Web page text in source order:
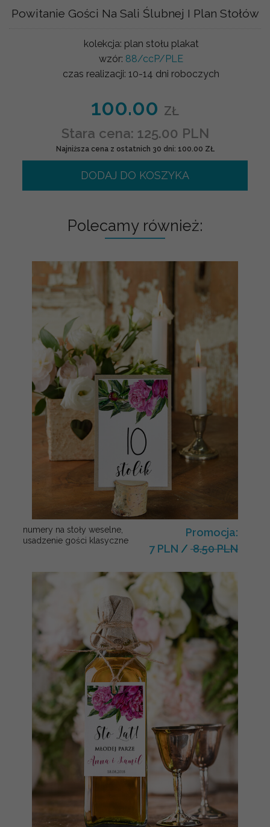
Powitanie Gości Na Sali Ślubnej I Plan Stołów
kolekcja: plan stołu plakat
wzór: 88/ccP/PLE
czas realizacji: 10-14 dni roboczych
100.00 ZŁ
Stara cena: 125.00 PLN
Najniższa cena z ostatnich 30 dni: 100.00 ZŁ
DODAJ DO KOSZYKA
Polecamy również:
numery na stoły weselne,
usadzenie gości klasyczne
Promocja:
7 PLN / 8.50 PLN